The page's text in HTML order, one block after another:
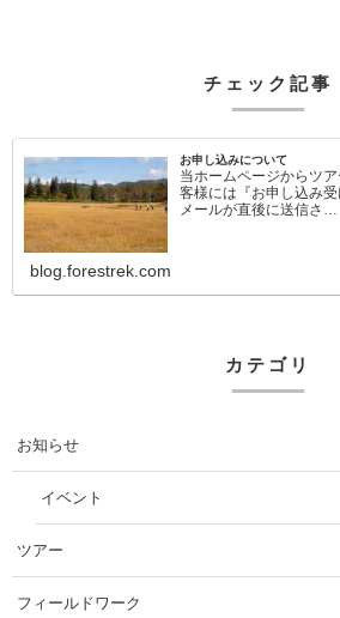
チェック記事
お申し込みについて
当ホームページからツ
客様には『お申し込み
メールが直後に送信さ…
blog.forestrek.com
カテゴリ
お知らせ
イベント
ツアー
フィールドワーク